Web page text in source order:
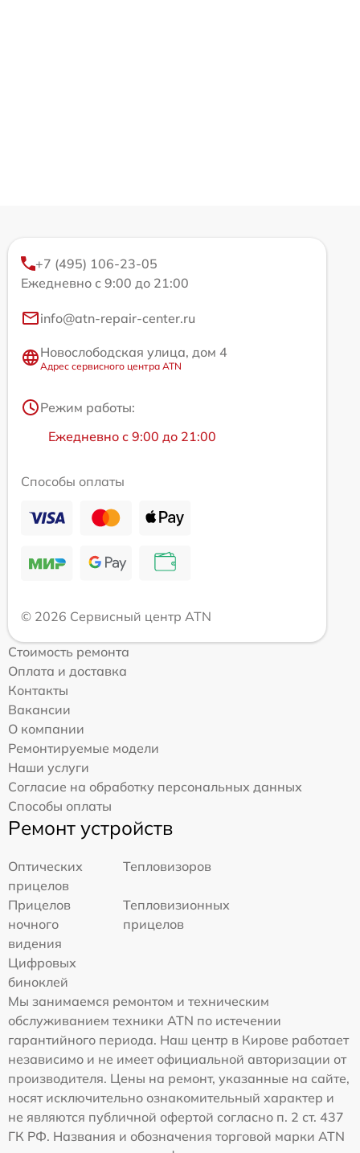
+7 (495) 106-23-05
Ежедневно с 9:00 до 21:00
info@atn-repair-center.ru
Новослободская улица, дом 4
Адрес сервисного центра ATN
Режим работы:
Ежедневно с 9:00 до 21:00
Способы оплаты
© 2026 Сервисный центр ATN
Стоимость ремонта
Оплата и доставка
Контакты
Вакансии
О компании
Ремонтируемые модели
Наши услуги
Согласие на обработку персональных данных
Способы оплаты
Ремонт устройств
Оптических
прицелов
Тепловизоров
Прицелов
ночного
видения
Тепловизионных
прицелов
Цифровых
биноклей
Мы занимаемся ремонтом и техническим
обслуживанием техники ATN по истечении
гарантийного периода. Наш центр в Кирове работает
независимо и не имеет официальной авторизации от
производителя. Цены на ремонт, указанные на сайте,
носят исключительно ознакомительный характер и
не являются публичной офертой согласно п. 2 ст. 437
ГК РФ. Названия и обозначения торговой марки ATN